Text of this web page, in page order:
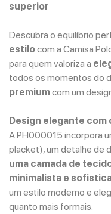
superior
Descubra o equilíbrio
estilocom a Camisa
para quem valoriza a
todos os momentos do
premiumcom um
Design elegante
A PH000015 incorpora
placket), um detalhe de
uma camada de
minimalista e
um estilo moderno e
quanto mais formais.